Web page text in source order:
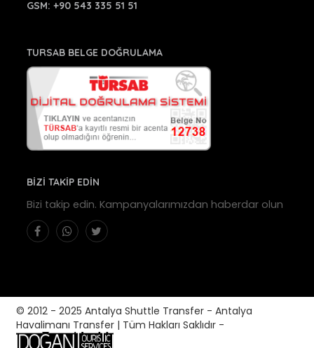
GSM: +90 543 335 51 51
TURSAB BELGE DOĞRULAMA
BİZİ TAKİP EDİN
Bizi takip edin. Kampanyalarımızdan haberdar olun
© 2012 - 2025 Antalya Shuttle Transfer - Antalya
Havalimanı Transfer | Tüm Hakları Saklıdır -